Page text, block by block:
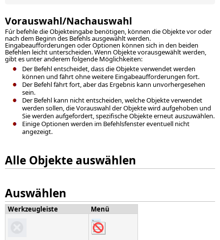
Vorauswahl/Nachauswahl
Fúr befehle die Objekteingabe benötigen, können die Objekte vor oder
nach dem Beginn des Befehls ausgewählt werden.
Eingabeaufforderungen oder Optionen können sich in den beiden
Befehlen leicht unterscheiden. Wenn Objekte vorausgewählt werden,
gibt es unter anderem folgende Möglichkeiten:
Der Befehl entscheidet, dass die Objekte verwendet werden
können und fährt ohne weitere Eingabeaufforderungen fort.
Der Befehl fährt fort, aber das Ergebnis kann unvorhergesehen
sein.
Der Befehl kann nicht entscheiden, welche Objekte verwendet
werden sollen, die Vorauswahl der Objekte wird aufgehoben und
Sie werden aufgefordert, spezifische Objekte erneut auszuwählen.
Einige Optionen werden im Befehlsfenster eventuell nicht
angezeigt.
Alle Objekte auswählen
Auswählen
Werkzeugleiste Menü